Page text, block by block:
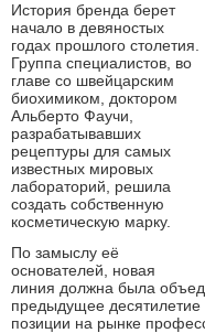
История бренда берет
начало в девяностых
годах прошлого столетия.
Группа специалистов, во
главе со швейцарским
биохимиком, доктором
Альберто Фаучи,
разрабатывавших
рецептуры для самых
известных мировых
лабораторий, решила
создать собственную
косметическую марку.
По замыслу её
основателей, новая
линия должна была
предыдущее
позиции на рынке